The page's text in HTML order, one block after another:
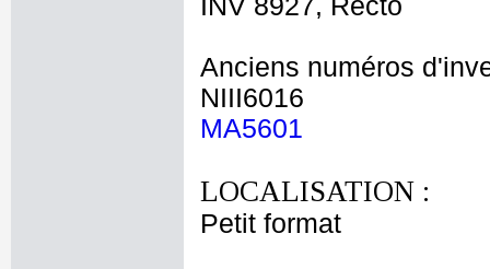
INV 8927, Recto
Anciens numéros
NIII6016
MA5601
LOCALISATION :
Petit format